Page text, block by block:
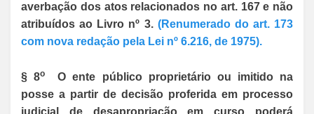
averbação dos atos relacionados no art. 167 e não
atribuídos ao Livro nº 3. (Renumerado do art. 173
com nova redação pela Lei nº 6.216, de 1975).
§ 8o
O ente público proprietário ou imitido na
posse a partir de decisão proferida em processo
judicial de desapropriação em curso poderá